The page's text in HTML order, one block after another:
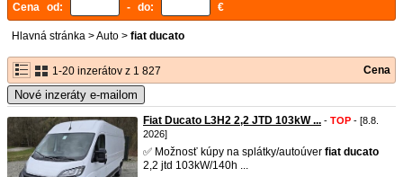
Cena od:
- do: €
Hlavná stránka >Auto > fiat ducato
1-20 inzerátov z 1 827 Cena
Nové inzeráty e-mailom
Fiat Ducato L3H2 2,2 JTD 103kW ... - TOP - [8.8.
2026]
✅ Možnosť kúpy na splátky/autoúver fiat ducato
2,2 jtd 103kW/140h ...